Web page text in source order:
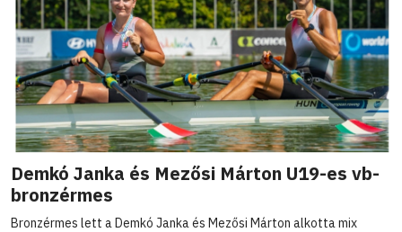
Demkó Janka és Mezősi Márton U19-es vb-
bronzérmes
Bronzérmes lett a Demkó Janka és Mezősi Márton alkotta mix